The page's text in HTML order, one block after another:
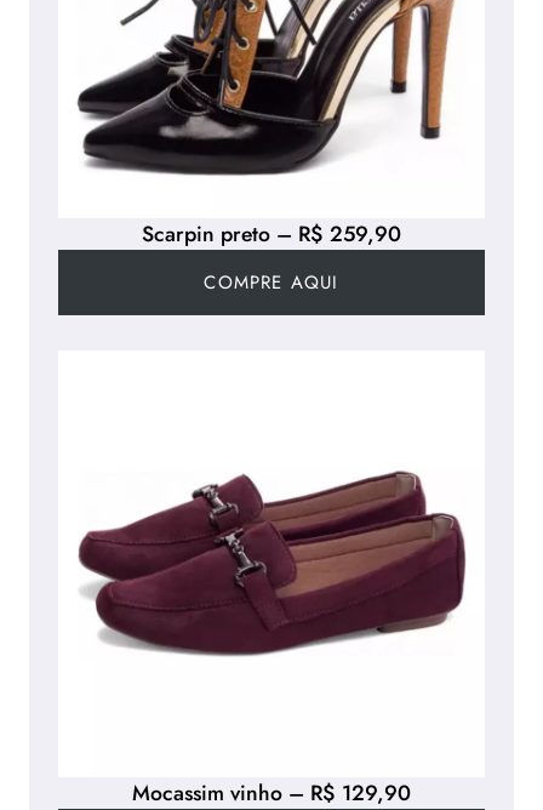
Scarpin preto – R$ 259,90
COMPRE AQUI
Mocassim vinho – R$ 129,90